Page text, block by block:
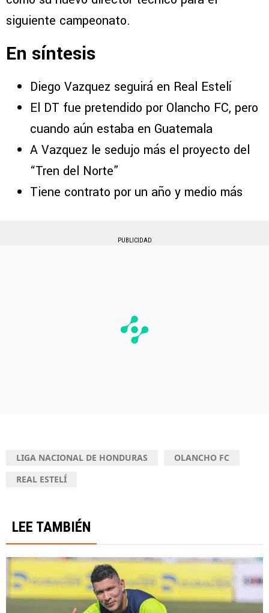
siguiente campeonato.
En síntesis
Diego Vazquez seguirá en Real Estelí
El DT fue pretendido por Olancho FC, pero
cuando aún estaba en Guatemala
A Vazquez le sedujo más el proyecto del
“Tren del Norte”
Tiene contrato por un año y medio más
PUBLICIDAD
LIGA NACIONAL DE HONDURAS
OLANCHO FC
REAL ESTELÍ
LEE TAMBIÉN